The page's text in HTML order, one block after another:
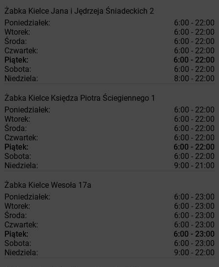
Żabka Kielce Jana i Jędrzeja Śniadeckich 2
Poniedziałek:
6:00 - 22:00
Wtorek:
6:00 - 22:00
Środa:
6:00 - 22:00
Czwartek:
6:00 - 22:00
Piątek:
6:00 - 22:00
Sobota:
6:00 - 22:00
Niedziela:
8:00 - 22:00
Żabka Kielce Księdza Piotra Ściegiennego 1
Poniedziałek:
6:00 - 22:00
Wtorek:
6:00 - 22:00
Środa:
6:00 - 22:00
Czwartek:
6:00 - 22:00
Piątek:
6:00 - 22:00
Sobota:
6:00 - 22:00
Niedziela:
9:00 - 21:00
Żabka Kielce Wesoła 17a
Poniedziałek:
6:00 - 23:00
Wtorek:
6:00 - 23:00
Środa:
6:00 - 23:00
Czwartek:
6:00 - 23:00
Piątek:
6:00 - 23:00
Sobota:
6:00 - 23:00
Niedziela:
9:00 - 22:00